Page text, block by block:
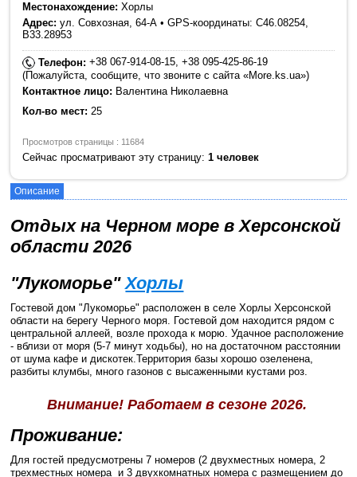
Местонахождение: Хорлы
Адрес: ул. Совхозная, 64-А • GPS-координаты: C46.08254,
B33.28953
Телефон:+38 067-914-08-15, +38 095-425-86-19
(Пожалуйста, сообщите, что звоните с сайта «More.ks.ua»)
Контактное лицо: Валентина Николаевна
Кол-во мест: 25
Просмотров страницы : 11684
Сейчас просматривают эту страницу:1 человек
Описание
Отдых на Черном море в Херсонской
области 2026
"Лукоморье"Хорлы
Гостевой дом "Лукоморье" расположен в селе Хорлы Херсонской
области на берегу Черного моря. Гостевой дом находится рядом с
центральной аллеей, возле прохода к морю. Удачное расположение
- вблизи от моря (5-7 минут ходьбы), но на достаточном расстоянии
от шума кафе и дискотек.Территория базы хорошо озеленена,
разбиты клумбы, много газонов с высаженными кустами роз.
Внимание! Работаем в сезоне 2026.
Проживание:
Для гостей предусмотрены 7 номеров (2 двухместных номера, 2
трехместных номера и 3 двухкомнатных номера с размещением до